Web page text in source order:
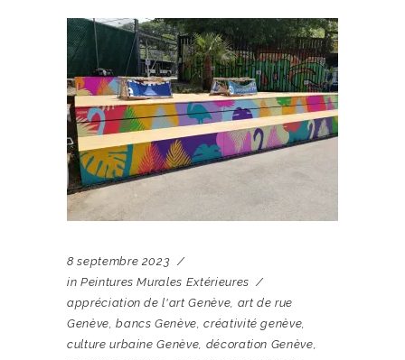
8 septembre 2023
in Peintures Murales Extérieures
appréciation de l'art Genève, art de rue
Genève,bancs Genève,créativité genève,
culture urbaine Genève, décoration Genève,